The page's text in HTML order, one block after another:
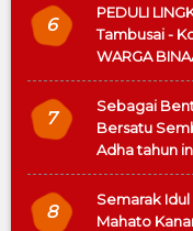
6
PEDULI
Tambusai -
WARGA
7
Sebagai
Bersatu
Adha tahun
8
Semarak Idul
Mahato